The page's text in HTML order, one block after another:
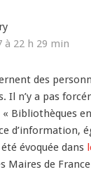
à 22 h 29 min
des
Il n’y a pas
Bibliothèques
d’information,
évoquée dans
Maires de